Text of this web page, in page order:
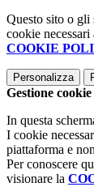
Questo sito o gli
cookie
COOKIE
Personalizza
Gestione cookie
In questa
I cookie
piattaforma e
Per conoscere
visionare la